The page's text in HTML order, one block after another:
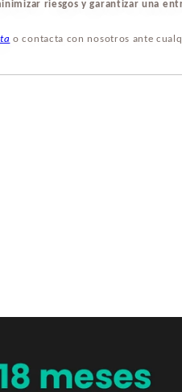
riesgos y garantizar una
o contacta con nosotros ante